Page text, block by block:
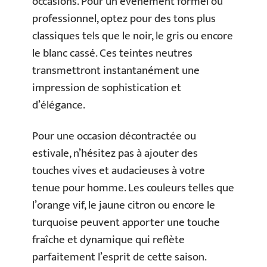
professionnel, optez pour des tons plus
classiques tels que le noir, le gris ou encore
le blanc cassé. Ces teintes neutres
transmettront instantanément une
impression de sophistication et
d’élégance.
Pour une occasion décontractée ou
estivale, n’hésitez pas à ajouter des
touches vives et audacieuses à votre
tenue pour homme. Les couleurs telles que
l’orange vif, le jaune citron ou encore le
turquoise peuvent apporter une touche
fraîche et dynamique qui reflète
parfaitement l’esprit de cette saison.